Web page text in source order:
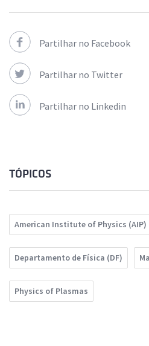
Partilhar no Facebook
Partilhar no Twitter
Partilhar no Linkedin
TÓPICOS
American Institute of Physics (AIP)
Departamento de Física (DF)
Physics of Plasmas